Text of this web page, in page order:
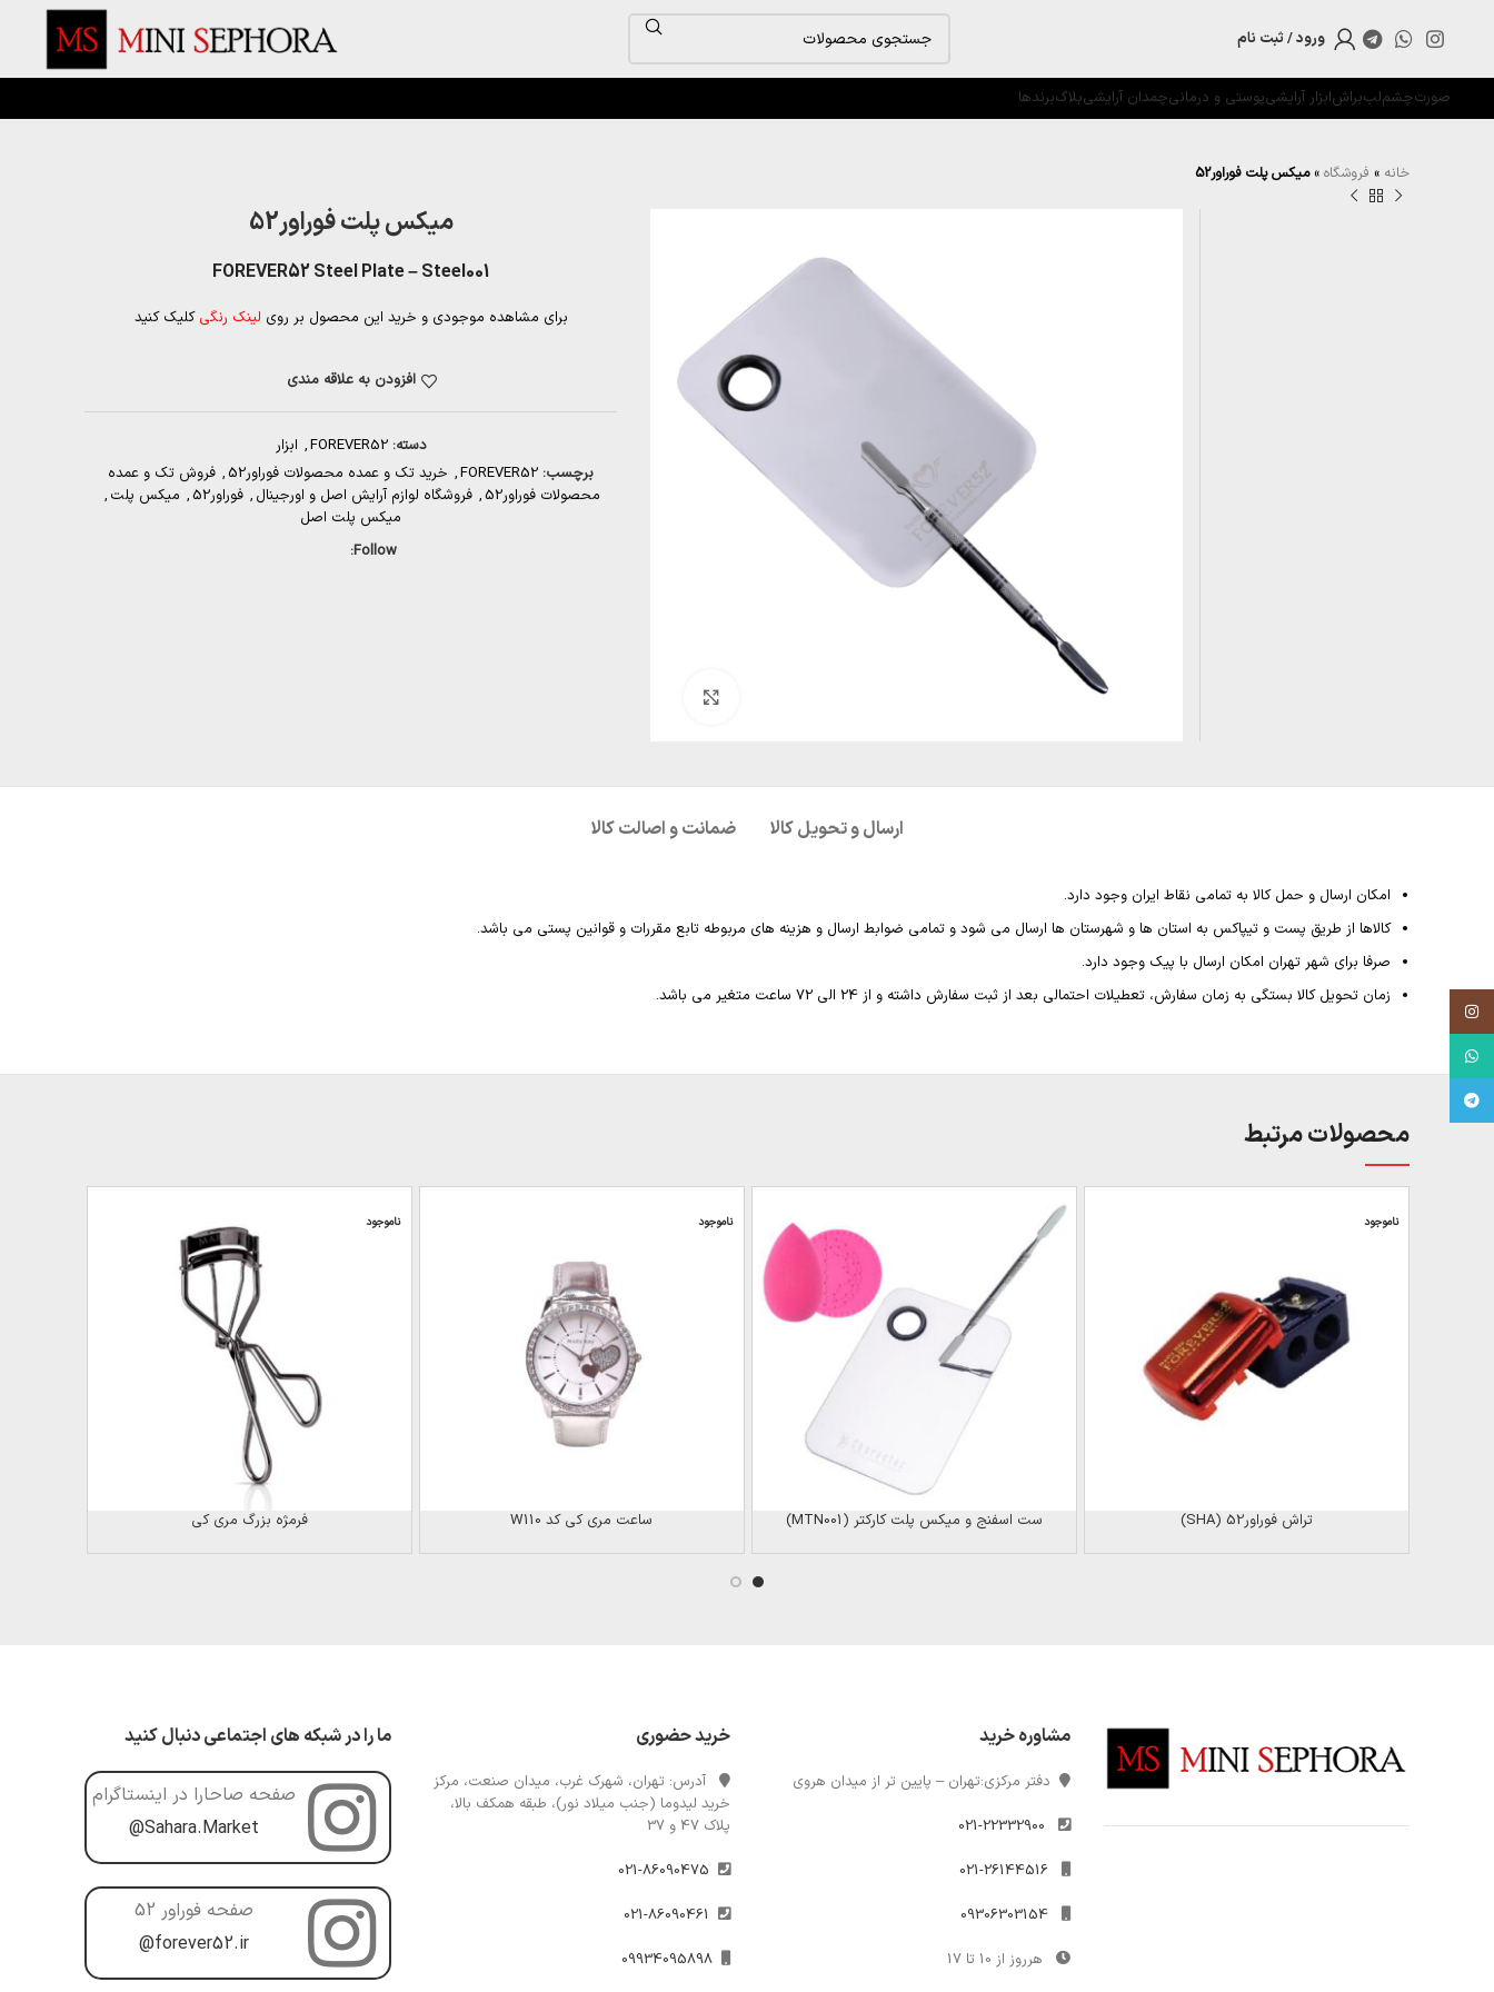
ورود / ثبت نام
صورتچشملببراشابزار آرایشیپوستی و درمانیچمدان آرایشیبلاگبرندها
خانه » فروشگاه »میکس پلت فوراور52
میکس پلت فوراور52
FOREVER52 Steel Plate – Steel001
برای مشاهده موجودی و خرید این محصول بر روی لینک رنگی کلیک کنید
افزودن به علاقه مندی
دسته: FOREVER52
, ابزار
برچسب: FOREVER52
, خرید تک و عمده محصولات فوراور52 , فروش تک و عمده
محصولات فوراور52
, فروشگاه لوازم آرایش اصل و اورجینال , فوراور52 , میکس پلت ,
میکس پلت اصل
Follow:
ارسال و تحویل کالا ضمانت و اصالت کالا
امکان ارسال و حمل کالا به تمامی نقاط ایران وجود دارد.
کالاها از طریق پست و تیپاکس به استان ها و شهرستان ها ارسال می شود و تمامی ضوابط ارسال و هزینه های مربوطه تابع مقررات و قوانین پستی می باشد.
صرفا برای شهر تهران امکان ارسال با پیک وجود دارد.
زمان تحویل کالا بستگی به زمان سفارش، تعطیلات احتمالی بعد از ثبت سفارش داشته و از 24 الی 72 ساعت متغیر می باشد.
محصولات مرتبط
ناموجود
تراش فوراور52 (SHA) ست اسفنج و میکس پلت کارکتر (MTN001)
ناموجود
ساعت مری کی کد W110
ناموجود
فرمژه بزرگ مری کی
مشاوره خرید
دفتر مرکزی:تهران – پایین تر از میدان هروی
021-22332900
021-26144516
هرروز از 10 تا 17
خرید حضوری
آدرس: تهران، شهرک غرب، میدان صنعت، مرکز
خرید لیدوما (جنب میلاد نور)، طبقه همکف بالا،
پلاک 47 و 37
ما را در شبکه های اجتماعی دنبال کنید
صفحه صاحارا در اینستاگرام
@Sahara.Market
صفحه فوراور 52
@forever52.ir
Instagram